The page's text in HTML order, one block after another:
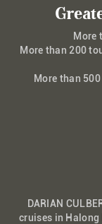
More
More than 200
More than
DARIAN
cruises in